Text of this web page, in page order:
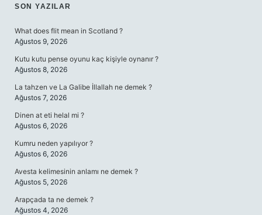
SIDEBAR
SON YAZILAR
What does flit mean in Scotland ?
Ağustos 9, 2026
Kutu kutu pense oyunu kaç kişiyle oynanır ?
Ağustos 8, 2026
La tahzen ve La Galibe İllallah ne demek ?
Ağustos 7, 2026
Dinen at eti helal mi ?
Ağustos 6, 2026
Kumru neden yapılıyor ?
Ağustos 6, 2026
Avesta kelimesinin anlamı ne demek ?
Ağustos 5, 2026
Arapçada ta ne demek ?
Ağustos 4, 2026